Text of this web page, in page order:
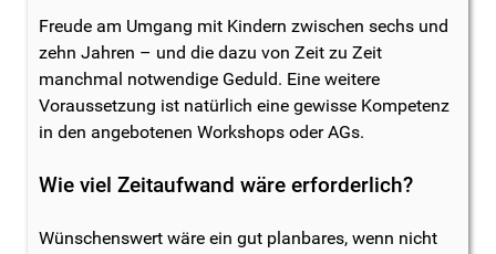
Freude am Umgang mit Kindern zwischen sechs und
zehn Jahren – und die dazu von Zeit zu Zeit
manchmal notwendige Geduld. Eine weitere
Voraussetzung ist natürlich eine gewisse Kompetenz
in den angebotenen Workshops oder AGs.
Wie viel Zeitaufwand wäre erforderlich?
Wünschenswert wäre ein gut planbares, wenn nicht